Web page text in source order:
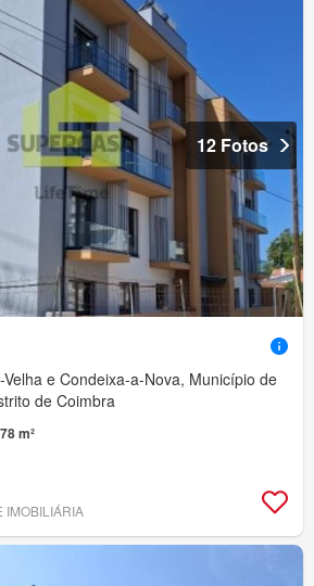
12 Fotos
e Condeixa-a-Nova, Município de
de Coimbra
m²
IMOBILIÁRIA